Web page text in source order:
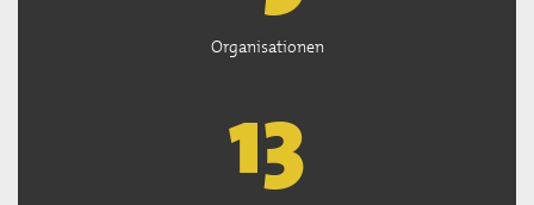
Organisationen
13